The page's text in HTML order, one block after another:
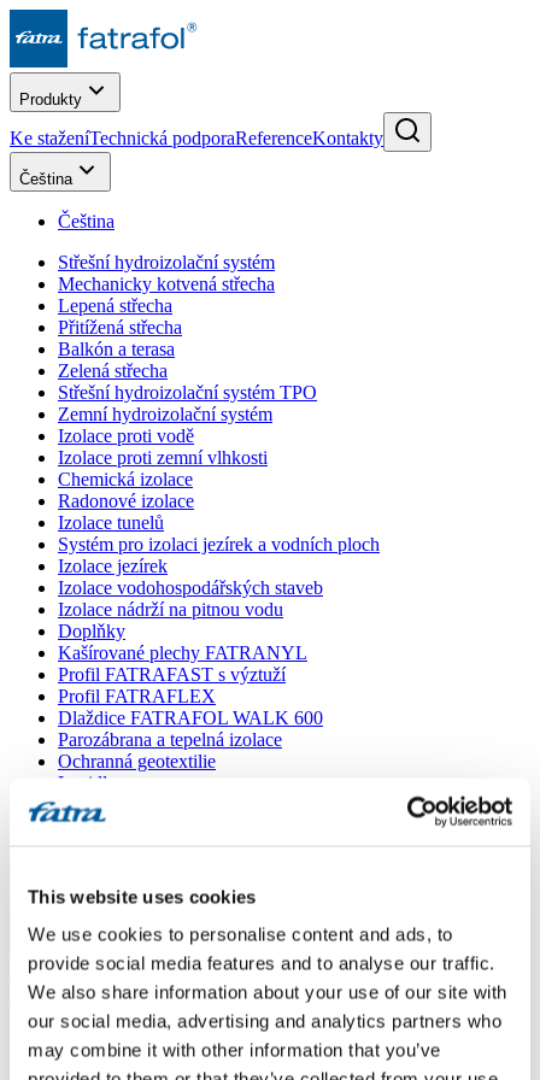
This website uses cookies
We use cookies to personalise content and ads, to
provide social media features and to analyse our traffic.
We also share information about your use of our site with
our social media, advertising and analytics partners who
may combine it with other information that you’ve
Produkty
Ke staženíTechnická podporaReferenceKontakty
Čeština
Čeština
Střešní hydroizolační systém
Mechanicky kotvená střecha
Lepená střecha
Přitížená střecha
Balkón a terasa
Zelená střecha
Střešní hydroizolační systém TPO
Zemní hydroizolační systém
Izolace proti vodě
Izolace proti zemní vlhkosti
Chemická izolace
Radonové izolace
Izolace tunelů
Systém pro izolaci jezírek a vodních ploch
Izolace jezírek
Izolace vodohospodářských staveb
Izolace nádrží na pitnou vodu
Doplňky
Kašírované plechy FATRANYL
Profil FATRAFAST s výztuží
Profil FATRAFLEX
Dlaždice FATRAFOL WALK 600
Parozábrana a tepelná izolace
Ochranná geotextilie
Lepidla
Ostatní doplňky
VŠECHNY PRODUKTY
Domů/
Poradna/
Skladba zateplení balkonu
Skladba zateplení balkonu